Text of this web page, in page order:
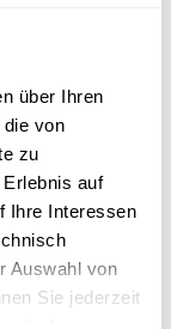
über Ihren
von
zu
auf
Ihre Interessen
Auswahl von
Sie jederzeit
der
ist
auch